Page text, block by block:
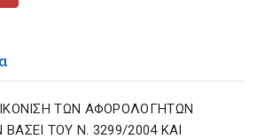
ΤΩΝ ΑΦΟΡΟΛΟΓΗΤΩΝ
ΤΟΥ N. 3299/2004 ΚΑΙ